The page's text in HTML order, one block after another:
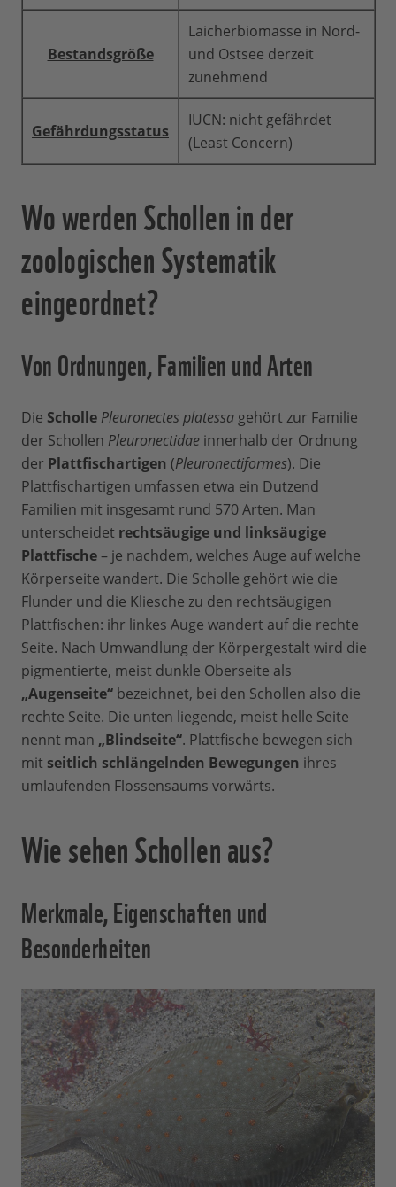
Bestandsgröße
Laicherbiomasse in Nord-
und Ostsee derzeit
zunehmend
Gefährdungsstatus
IUCN: nicht gefährdet
(Least Concern)
Wo werden Schollen in der
zoologischen Systematik
eingeordnet?
Von Ordnungen, Familien und Arten
Die Scholle Pleuronectes platessa gehört zur Familie
der Schollen Pleuronectidae innerhalb der Ordnung
der Plattfischartigen (Pleuronectiformes). Die
Plattfischartigen umfassen etwa ein Dutzend
Familien mit insgesamt rund 570 Arten. Man
unterscheidet rechtsäugige und linksäugige
Plattfische– je nachdem, welches Auge auf welche
Körperseite wandert. Die Scholle gehört wie die
Flunder und die Kliesche zu den rechtsäugigen
Plattfischen: ihr linkes Auge wandert auf die rechte
Seite. Nach Umwandlung der Körpergestalt wird die
pigmentierte, meist dunkle Oberseite als
„Augenseite“ bezeichnet, bei den Schollen also die
rechte Seite. Die unten liegende, meist helle Seite
nennt man „Blindseite“. Plattfische bewegen sich
mit seitlich schlängelnden Bewegungen ihres
umlaufenden Flossensaums vorwärts.
Wie sehen Schollen aus?
Merkmale, Eigenschaften und
Besonderheiten